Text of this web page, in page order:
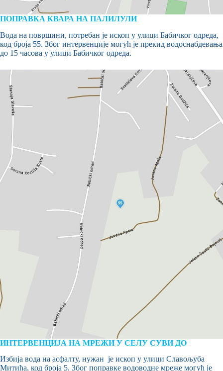
ПОПРАВКА КВАРА НА ПАЛИЛУЛИ
Вода на површини, потребан је ископ у улици Бабичког одреда,
код броја 55. Због интервенције могућ је прекид водоснабдевања
до 15 часова у улици Бабичког одреда.
ИНТЕРВЕНЦИЈА НА МРЕЖИ У СЕЛУ СУВИ ДО
Избија вода на асфалту, нужан је ископ у улици Славољуба
Митића, код броја 5. Због поправке водоводне мреже могућ је